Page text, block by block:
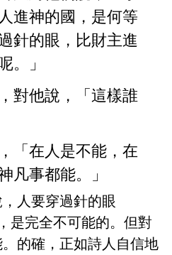
進神的國，是何等
針的眼，比財主進
。」
對他說，「這樣誰
「在人是不能，在
凡事都能。」
人要穿過針的眼
是完全不可能的。但對
的確，正如詩人自信地